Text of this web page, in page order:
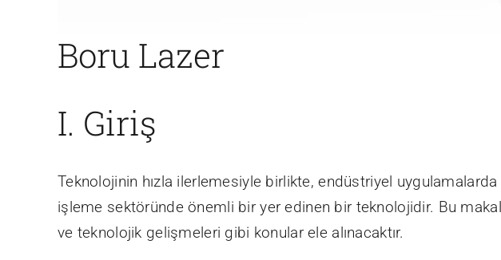
Boru Lazer
I. Giriş
Teknolojinin hızla ilerlemesiyle birlikte, endüstriyel
işleme sektöründe önemli bir yer edinen bir teknolojidir. Bu
ve teknolojik gelişmeleri gibi konular ele alınacaktır.